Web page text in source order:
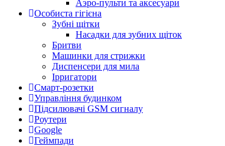
Аэро-пульти та аксесуари
Особиста гігієна
Зубні щітки
Насадки для зубних щіток
Бритви
Машинки для стрижки
Диспенсери для мила
Ірригатори
Смарт-розетки
Управління будинком
Підсилювачі GSM сигналу
Роутери
Google
Геймпади